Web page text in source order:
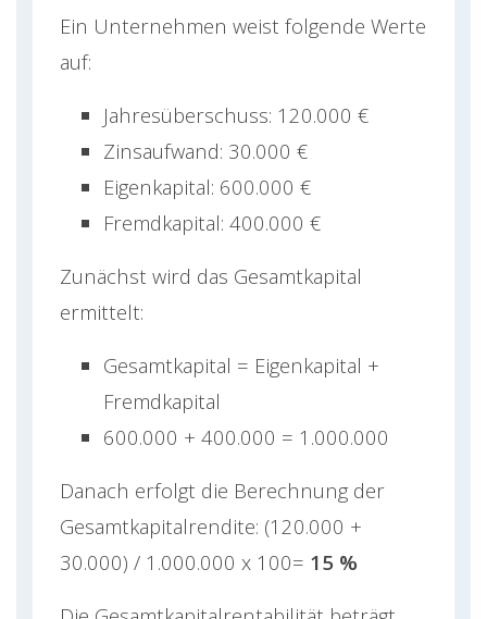
Ein Unternehmen weist folgende Werte
auf:
Jahresüberschuss: 120.000 €
Zinsaufwand: 30.000 €
Eigenkapital: 600.000 €
Fremdkapital: 400.000 €
Zunächst wird das Gesamtkapital
ermittelt:
Gesamtkapital = Eigenkapital +
Fremdkapital
600.000 + 400.000 = 1.000.000
Danach erfolgt die Berechnung der
Gesamtkapitalrendite: (120.000 +
30.000) / 1.000.000 x 100= 15 %